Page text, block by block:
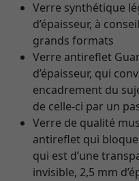
Verre synthétique
d’épaisseur, à
grands formats
Verre antireflet
d’épaisseur, qui
encadrement du
de celle-ci par un
Verre de qualité
antireflet qui bloque
qui est d’une
invisible, 2,5 mm